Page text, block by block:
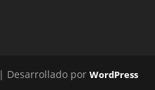
| Desarrollado por WordPress